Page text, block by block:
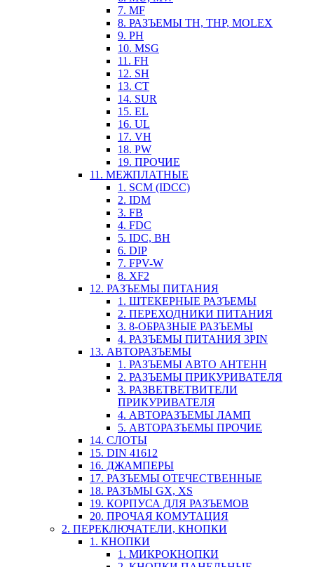
7. MF
8. РАЗЪЕМЫ TH, THP, MOLEX
9. PH
10. MSG
11. FH
12. SH
13. CT
14. SUR
15. EL
16. UL
17. VH
18. PW
19. ПРОЧИЕ
11. МЕЖПЛАТНЫЕ
1. SCM (IDCC)
2. IDM
3. FB
4. FDC
5. IDC, BH
6. DIP
7. FPV-W
8. XF2
12. РАЗЪЕМЫ ПИТАНИЯ
1. ШТЕКЕРНЫЕ РАЗЪЕМЫ
2. ПЕРЕХОДНИКИ ПИТАНИЯ
3. 8-ОБРАЗНЫЕ РАЗЪЕМЫ
4. РАЗЪЕМЫ ПИТАНИЯ 3PIN
13. АВТОРАЗЪЕМЫ
1. РАЗЪЕМЫ АВТО АНТЕНН
2. РАЗЪЕМЫ ПРИКУРИВАТЕЛЯ
3. РАЗВЕТВЕТВИТЕЛИ
ПРИКУРИВАТЕЛЯ
4. АВТОРАЗЪЕМЫ ЛАМП
5. АВТОРАЗЪЕМЫ ПРОЧИЕ
14. СЛОТЫ
15. DIN 41612
16. ДЖАМПЕРЫ
17. РАЗЪЕМЫ ОТЕЧЕСТВЕННЫЕ
18. РАЗЪМЫ GX, XS
19. КОРПУСА ДЛЯ РАЗЪЕМОВ
20. ПРОЧАЯ КОМУТАЦИЯ
2. ПЕРЕКЛЮЧАТЕЛИ, КНОПКИ
1. КНОПКИ
1. МИКРОКНОПКИ